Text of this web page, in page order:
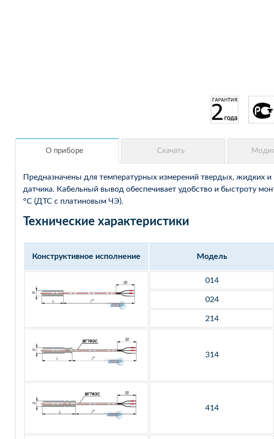
Предназначены для температурных измерений твердых, жидких и
датчика. Кабельный вывод обеспечивает удобство и быстроту
°С (ДТС с платиновым ЧЭ).
Технические характеристики
Конструктивное исполнение Модель
014
024
214
314
414